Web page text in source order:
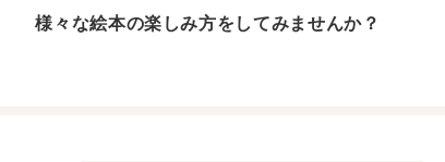
様々な絵本の楽しみ方をしてみませんか？